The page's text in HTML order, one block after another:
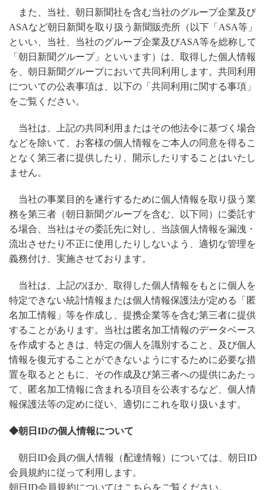
また、当社、朝日新聞社を含む当社のグループ企業及び
ASAなど朝日新聞を取り扱う新聞販売所（以下「ASA等」
といい、当社、当社のグループ企業及びASA等を総称して
「朝日新聞グループ」といいます）は、取得した個人情報
を、朝日新聞グループにおいて共同利用します。共同利用
についての公表事項は、以下の「共同利用に関する事項」
をご覧ください。
当社は、上記の共同利用またはその他法令に基づく場合
などを除いて、お客様の個人情報をご本人の同意を得るこ
となく第三者に提供したり、開示したりすることはいたし
ません。
当社の事業目的を遂行するために個人情報を取り扱う業
務を第三者（朝日新聞グループを含む、以下同）に委託す
る場合、当社はその委託先に対し、当該個人情報を漏洩・
流出させたり不正に使用したりしないよう、適切な管理を
義務付け、実施させております。
当社は、上記のほか、取得した個人情報をもとに個人を
特定できない統計情報または個人情報保護法が定める「匿
名加工情報」等を作成し、提携企業等を含む第三者に提供
することがあります。当社は匿名加工情報のデータベース
を作成するときは、特定の個人を識別すること、及び個人
情報を復元することができないようにするために必要な措
置を取るとともに、その作成及び第三者への提供にあたっ
て、匿名加工情報に含まれる項目を公表するなど、個人情
報保護法等の定めに従い、適切にこれを取り扱います。
◆朝日IDの個人情報について
朝日ID会員の個人情報（配達情報）については、朝日ID
会員規約に従って利用します。
朝日ID会員規約についてはこちら をご覧ください。